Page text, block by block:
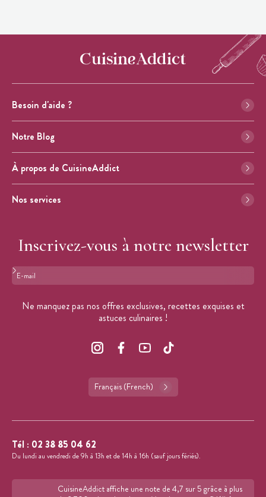
Besoin d'aide ?
Notre Blog
À propos de CuisineAddict
Nos services
Inscrivez-vous à notre newsletter
Format : adresse@email.com
Ne manquez pas nos offres exclusives, recettes exquises et
astuces culinaires !
Français (French)
Tél : 02 38 85 04 62
Du lundi au vendredi de 9h à 13h et de 14h à 16h (sauf jours fériés).
CuisineAddict affiche une note de 4,7 sur 5 grâce à plus